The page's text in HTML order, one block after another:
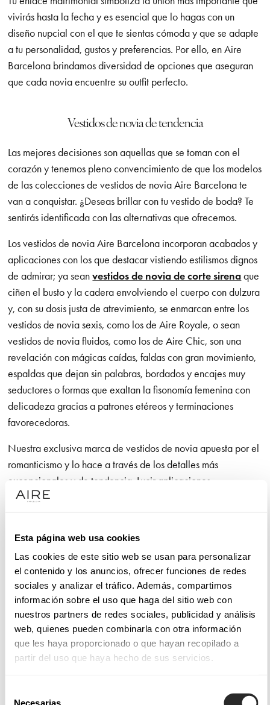
Esta página web usa cookies
Las cookies de este sitio web se usan para personalizar
el contenido y los anuncios, ofrecer funciones de redes
sociales y analizar el tráfico. Además, compartimos
información sobre el uso que haga del sitio web con
nuestros partners de redes sociales, publicidad y análisis
web, quienes pueden combinarla con otra información
que les haya proporcionado o que hayan recopilado a
partir del uso que haya hecho de sus servicios.
Necesarias
vivirás hasta la fecha y es esencial que lo hagas con un
diseño nupcial con el que te sientas cómoda y que se adapte
a tu personalidad, gustos y preferencias. Por ello, en Aire
Barcelona brindamos diversidad de opciones que aseguran
que cada novia encuentre su outfit perfecto.
Vestidos de novia de tendencia
Las mejores decisiones son aquellas que se toman con el
corazón y tenemos pleno convencimiento de que los modelos
de las colecciones de vestidos de novia Aire Barcelona te
van a conquistar. ¿Deseas brillar con tu vestido de boda? Te
sentirás identificada con las alternativas que ofrecemos.
Los vestidos de novia Aire Barcelona incorporan acabados y
aplicaciones con los que destacar vistiendo estilismos dignos
de admirar; ya seanvestidos de novia de corte sirenaque
ciñen el busto y la cadera envolviendo el cuerpo con dulzura
y, con su dosis justa de atrevimiento, se enmarcan entre los
vestidos de novia sexis, como los de Aire Royale, o sean
vestidos de novia fluidos, como los de Aire Chic, son una
revelación con mágicas caídas, faldas con gran movimiento,
espaldas que dejan sin palabras, bordados y encajes muy
seductores o formas que exaltan la fisonomía femenina con
delicadeza gracias a patrones etéreos y terminaciones
favorecedoras.
Nuestra exclusiva marca de vestidos de novia apuesta por el
romanticismo y lo hace a través de los detalles más
excepcionales y de tendencia. Lucir aplicaciones
extraordinarias de camino al altar es un lujo. No olvidamos el
nobles que utilizamos en cada modelo y que son un gusto
para la vista y para el tacto.
Sucumbirás con la línea de vestidos de alta costura Aire
Atelier si tus máximas son calidad y moda. Sentirás
admiración por los modelos Aire Barcelona, que funden la
elegancia con la sensualidad, dando lugar a confecciones
muy femeninas con las que celebrar el amor. Y te gustarán los
enfundada en un vestido de novia sencillo en apariencia,